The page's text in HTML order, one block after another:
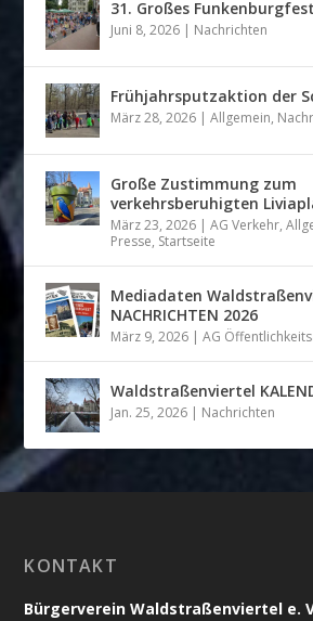
31. Großes Funkenburgfest
Juni 8, 2026 | Nachrichten
Frühjahrsputzaktion der
März 28, 2026 |Allgemein,
Große Zustimmung zum
verkehrsberuhigten
März 23, 2026 |AG Verkehr,
Presse, Startseite
Mediadaten
NACHRICHTEN 2026
März 9, 2026 |AG
Waldstraßenviertel
Jan. 25, 2026 | Nachrichten
KONTAKT
Bürgerverein Waldstraßenviertel e.